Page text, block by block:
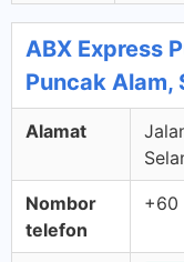
ABX Express
Puncak Alam,
Alamat
Nombor
telefon
+60